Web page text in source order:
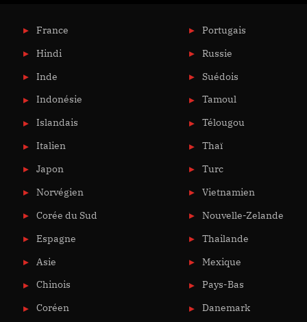
France
Hindi
Inde
Indonésie
Islandais
Italien
Japon
Norvégien
Corée du Sud
Espagne
Asie
Chinois
Coréen
Portugais
Russie
Suédois
Tamoul
Télougou
Thaï
Turc
Vietnamien
Nouvelle-Zelande
Thailande
Mexique
Pays-Bas
Danemark